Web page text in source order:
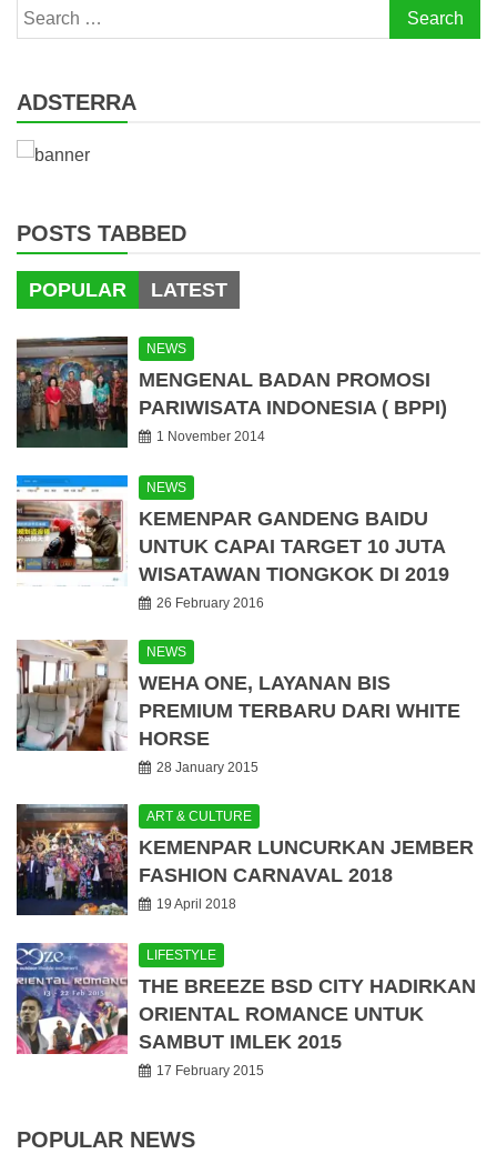
Search
for:
ADSTERRA
POSTS TABBED
POPULAR LATEST
NEWS
MENGENAL BADAN PROMOSI
PARIWISATA INDONESIA ( BPPI)
1 November 2014
NEWS
KEMENPAR GANDENG BAIDU
UNTUK CAPAI TARGET 10 JUTA
WISATAWAN TIONGKOK DI 2019
26 February 2016
NEWS
WEHA ONE, LAYANAN BIS
PREMIUM TERBARU DARI WHITE
HORSE
28 January 2015
ART & CULTURE
KEMENPAR LUNCURKAN JEMBER
FASHION CARNAVAL 2018
19 April 2018
LIFESTYLE
THE BREEZE BSD CITY HADIRKAN
ORIENTAL ROMANCE UNTUK
SAMBUT IMLEK 2015
17 February 2015
POPULAR NEWS